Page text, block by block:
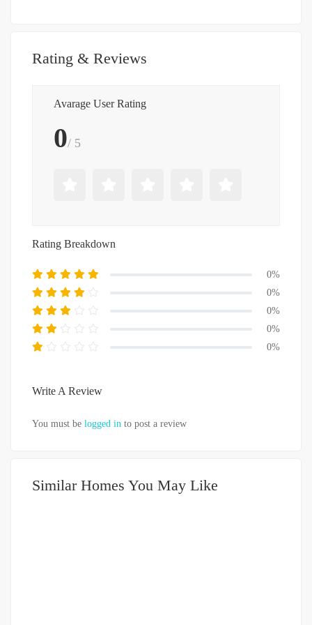
Rating & Reviews
Avarage User Rating
0/ 5
Rating Breakdown
0%
0%
0%
0%
0%
Write A Review
You must be logged in to post a review
Similar Homes You May Like